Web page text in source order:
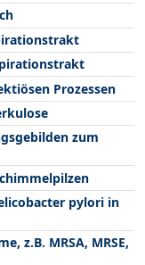
Prozessen
zum
pylori in
z.B. MRSA, MRSE,